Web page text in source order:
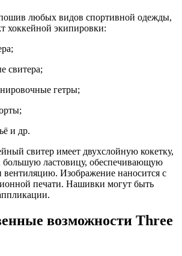
любых видов спортивной одежды,
хоккейной экипировки:
свитера;
гетры;
и др.
свитер имеет двухслойную кокетку,
большую ластовицу, обеспечивающую
вентиляцию. Изображение наносится с
печати. Нашивки могут быть
возможности Three